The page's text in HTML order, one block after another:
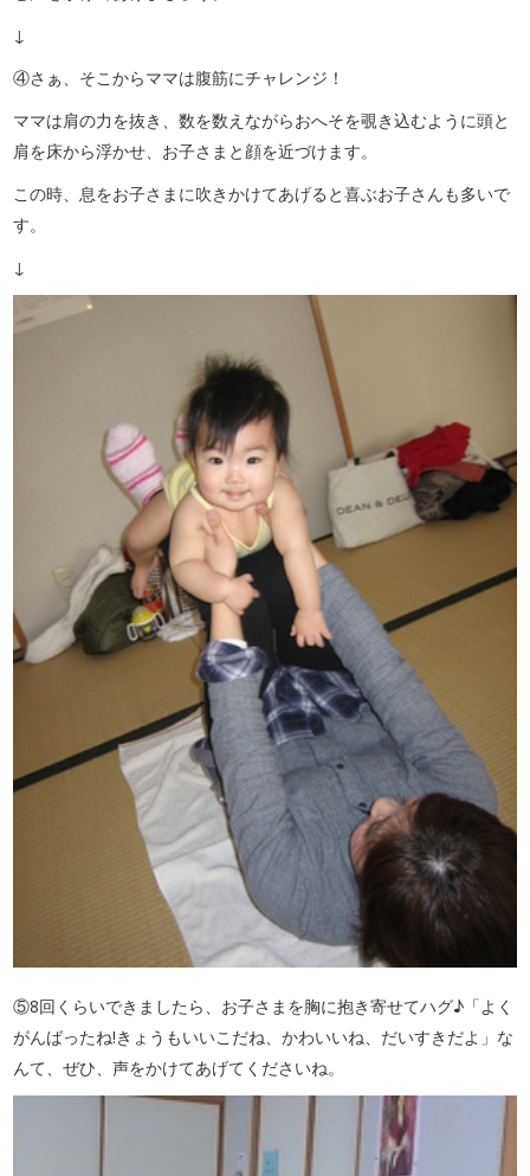
↓
④さぁ、そこからママは腹筋にチャレンジ！
ママは肩の力を抜き、数を数えながらおへそを覗き込むように頭と
肩を床から浮かせ、お子さまと顔を近づけます。
この時、息をお子さまに吹きかけてあげると喜ぶお子さんも多いで
す。
↓
⑤8回くらいできましたら、お子さまを胸に抱き寄せてハグ♪「よく
がんばったね!きょうもいいこだね、かわいいね、だいすきだよ」な
んて、ぜひ、声をかけてあげてくださいね。